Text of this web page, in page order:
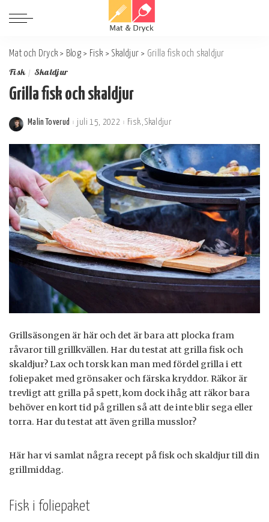
Mat och Dryck > Blog> Fisk > Skaldjur > Grilla fisk och skaldjur
Fisk Skaldjur
Grilla fisk och skaldjur
Postat
Malin Toverud juli 15, 2022 Fisk Skaldjur
Grillsäsongen är här och det är bara att plocka fram
råvaror till grillkvällen. Har du testat att grilla fisk och
skaldjur? Lax och torsk kan man med fördel grilla i ett
foliepaket med grönsaker och färska kryddor. Räkor är
trevligt att grilla på spett, kom dock ihåg att räkor bara
behöver en kort tid på grillen så att de inte blir sega eller
torra. Har du testat att även grilla musslor?
Här har vi samlat några recept på fisk och skaldjur till din
grillmiddag.
Fisk i foliepaket